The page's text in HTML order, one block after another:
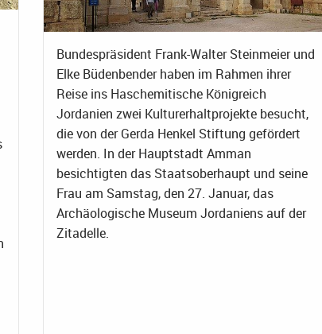
Bundespräsident Frank-Walter Steinmeier und
Elke Büdenbender haben im Rahmen ihrer
Reise ins Haschemitische Königreich
Jordanien zwei Kulturerhaltprojekte besucht,
die von der Gerda Henkel Stiftung gefördert
werden. In der Hauptstadt Amman
besichtigten das Staatsoberhaupt und seine
Frau am Samstag, den 27. Januar, das
Archäologische Museum Jordaniens auf der
Zitadelle.